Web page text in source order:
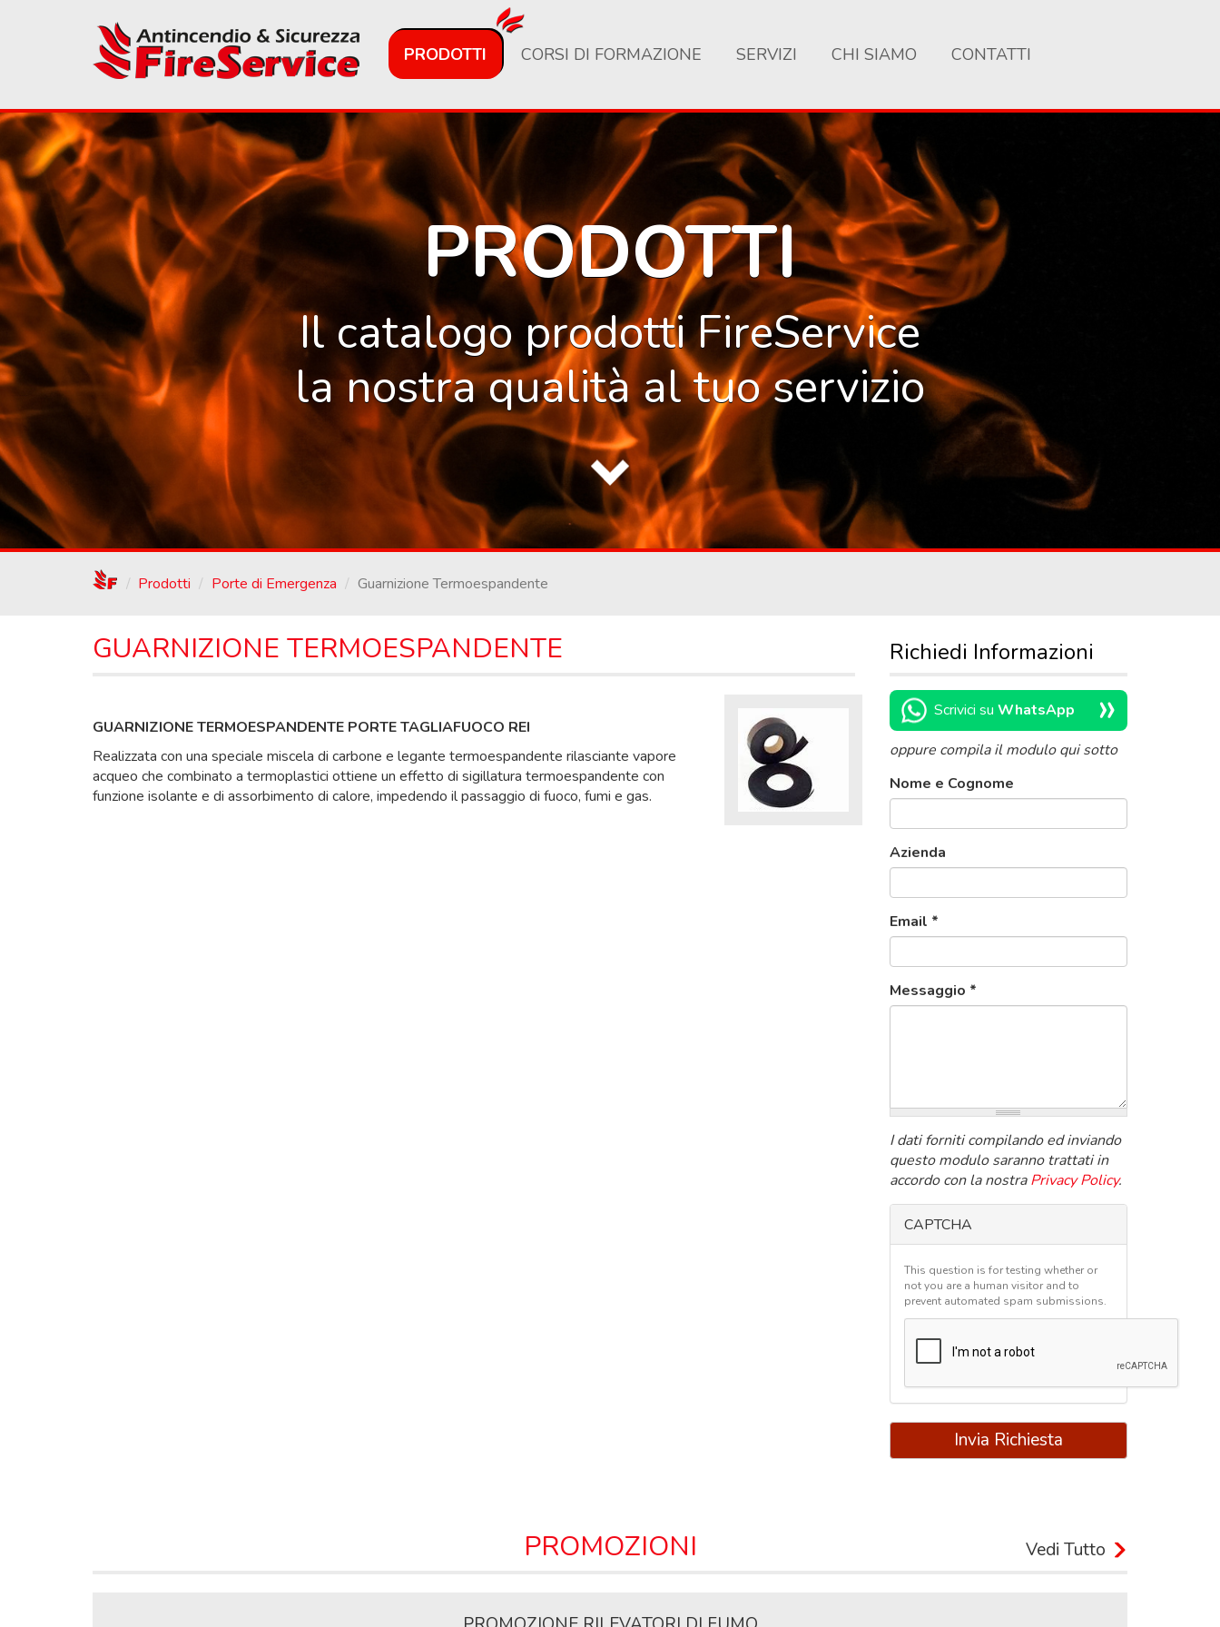
PRODOTTI CORSI DI FORMAZIONE SERVIZI CHI SIAMO CONTATTI
PRODOTTI
Il catalogo prodotti FireService
la nostra qualità al tuo servizio
/ Prodotti Porte di Emergenza Guarnizione Termoespandente
GUARNIZIONE TERMOESPANDENTE
GUARNIZIONE TERMOESPANDENTE PORTE TAGLIAFUOCO REI
Realizzata con una speciale miscela di carbone e legante termoespandente rilasciante vapore
acqueo che combinato a termoplastici ottiene un effetto di sigillatura termoespandente con
funzione isolante e di assorbimento di calore, impedendo il passaggio di fuoco, fumi e gas.
Richiedi Informazioni
Scrivici su WhatsApp »
oppure compila il modulo qui sotto
Nome e Cognome
Azienda
Email *
Messaggio *
I dati forniti compilando ed inviando
questo modulo saranno trattati in
accordo con la nostraPrivacy Policy.
CAPTCHA
This question is for testing whether or
not you are a human visitor and to
prevent automated spam submissions.
Invia Richiesta
PROMOZIONI Vedi Tutto